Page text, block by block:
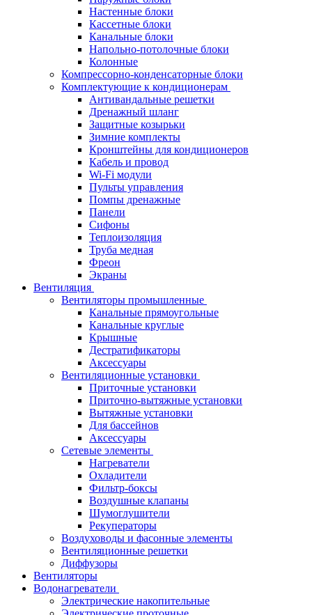
Настенные блоки
Кассетные блоки
Канальные блоки
Напольно-потолочные блоки
Колонные
Компрессорно-конденсаторные блоки
Комплектующие к кондиционерам
Антивандальные решетки
Дренажный шланг
Защитные козырьки
Зимние комплекты
Кронштейны для кондиционеров
Кабель и провод
Wi-Fi модули
Пульты управления
Помпы дренажные
Панели
Сифоны
Теплоизоляция
Труба медная
Фреон
Экраны
Вентиляция
Вентиляторы промышленные
Канальные прямоугольные
Канальные круглые
Крышные
Дестратификаторы
Аксессуары
Вентиляционные установки
Приточные установки
Приточно-вытяжные установки
Вытяжные установки
Для бассейнов
Аксессуары
Сетевые элементы
Нагреватели
Охладители
Фильтр-боксы
Воздушные клапаны
Шумоглушители
Рекуператоры
Воздуховоды и фасонные элементы
Вентиляционные решетки
Диффузоры
Вентиляторы
Водонагреватели
Электрические накопительные